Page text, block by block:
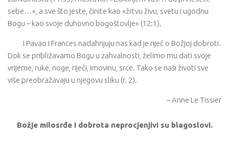
sebe…«, a sve što jeste, činite kao »žrtvu živu, svetu i ugodnu
Bogu – kao svoje duhovno bogoštovlje« (12:1).
I Pavao i Frances nadahnjuju nas kad je riječ o Božjoj dobroti.
Dok se približavamo Bogu u zahvalnosti, želimo mu dati svoje
vrijeme, ruke, noge, riječi, imovinu, srce. Tako se naši životi sve
više preobražavaju u njegovu sliku (r. 2).
– Anne Le Tissier
Božje milosrđe i dobrota neprocjenjivi su blagoslovi.